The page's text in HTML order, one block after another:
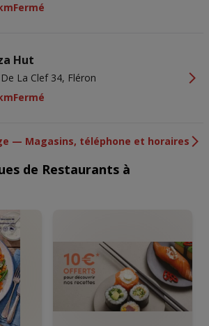
Fermé
Hut
De La Clef 34, Fléron
Fermé
— Magasins, téléphone et horaires
de Restaurants à